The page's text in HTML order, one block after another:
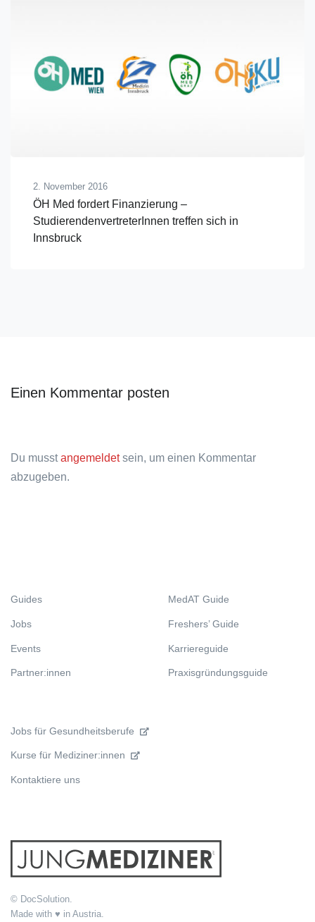
2. November 2016
ÖH Med fordert Finanzierung –
StudierendenvertreterInnen treffen sich in
Innsbruck
Einen Kommentar posten
Du musstangemeldetsein, um einen Kommentar
abzugeben.
Guides
Jobs
Events
Partner:innen
MedAT Guide
Freshers’ Guide
Karriereguide
Praxisgründungsguide
Jobs für Gesundheitsberufe
Kurse für Mediziner:innen
Kontaktiere uns
© DocSolution.
Made with ♥ in Austria.